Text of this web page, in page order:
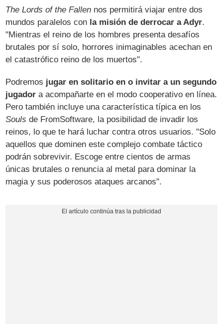
The Lords of the Fallen nos permitirá viajar entre dos
mundos paralelos con la misión de derrocar a Adyr.
"Mientras el reino de los hombres presenta desafíos
brutales por sí solo, horrores inimaginables acechan en
el catastrófico reino de los muertos".
Podremos jugar en solitario en o invitar a un segundo
jugador a acompañarte en el modo cooperativo en línea.
Pero también incluye una característica típica en los
Souls de FromSoftware, la posibilidad de invadir los
reinos, lo que te hará luchar contra otros usuarios. "Solo
aquellos que dominen este complejo combate táctico
podrán sobrevivir. Escoge entre cientos de armas
únicas brutales o renuncia al metal para dominar la
magia y sus poderosos ataques arcanos".